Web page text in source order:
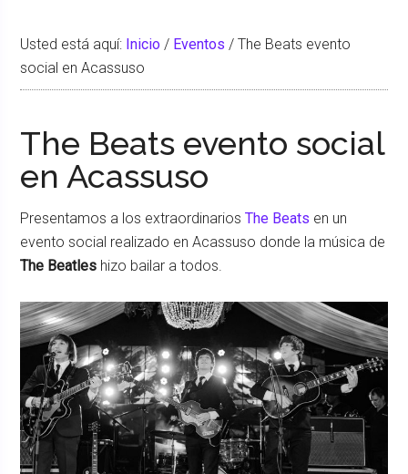
Usted está aquí: Inicio / Eventos / The Beats evento
social en Acassuso
The Beats evento social
en Acassuso
Presentamos a los extraordinariosThe Beats en un
evento social realizado en Acassuso donde la música de
The Beatles hizo bailar a todos.